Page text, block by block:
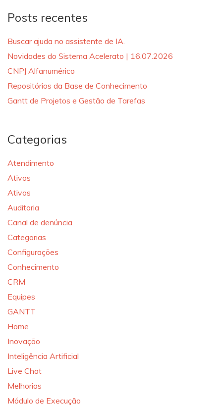
Posts recentes
Buscar ajuda no assistente de IA.
Novidades do Sistema Acelerato | 16.07.2026
CNPJ Alfanumérico
Repositórios da Base de Conhecimento
Gantt de Projetos e Gestão de Tarefas
Categorias
Atendimento
Ativos
Ativos
Auditoria
Canal de denúncia
Categorias
Configurações
Conhecimento
CRM
Equipes
GANTT
Home
Inovação
Inteligência Artificial
Live Chat
Melhorias
Módulo de Execução